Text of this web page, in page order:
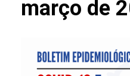
março de